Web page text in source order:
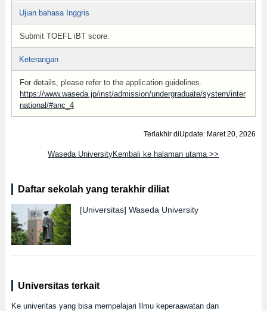
Ujian bahasa Inggris
Submit TOEFL iBT score.
Keterangan
For details, please refer to the application guidelines.
https://www.waseda.jp/inst/admission/undergraduate/system/inter
national/#anc_4
Terlakhir diUpdate: Maret 20, 2026
Waseda UniversityKembali ke halaman utama >>
Daftar sekolah yang terakhir diliat
[Universitas] Waseda University
Universitas terkait
Ke univeritas yang bisa mempelajari Ilmu keperaawatan dan